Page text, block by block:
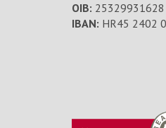
OIB: 25329931628
IBAN: HR45 2402